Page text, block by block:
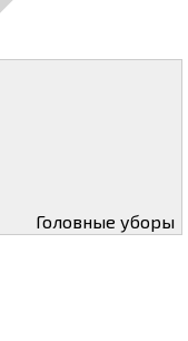
Головные уборы